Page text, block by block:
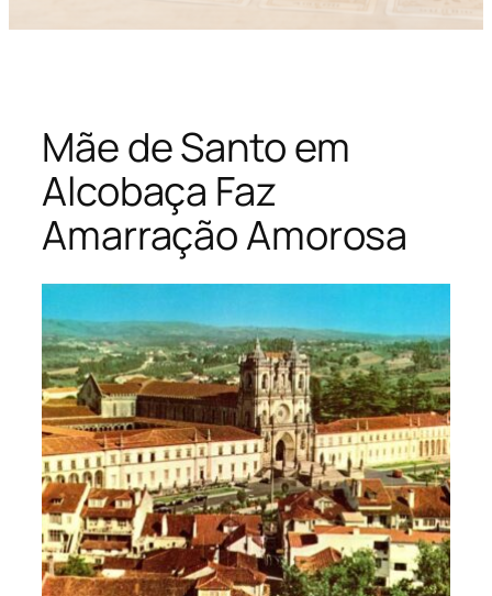
Mãe de Santo em
Alcobaça Faz
Amarração Amorosa